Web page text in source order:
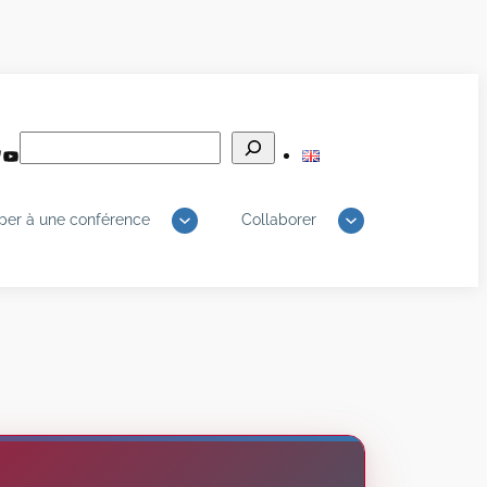
YouTube
à une conférence Collaborer